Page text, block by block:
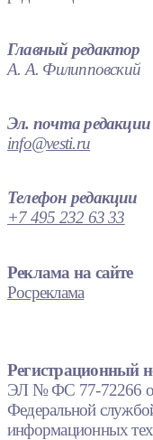
Главный редактор
А. А. Филипповский
Эл. почта редакции
info@vesti.ru
Телефон редакции
+7 495 232 63 33
Реклама на сайте
Росреклама
Регистрационный
ЭЛ № ФС 77-72266 от
Федеральной
информационных